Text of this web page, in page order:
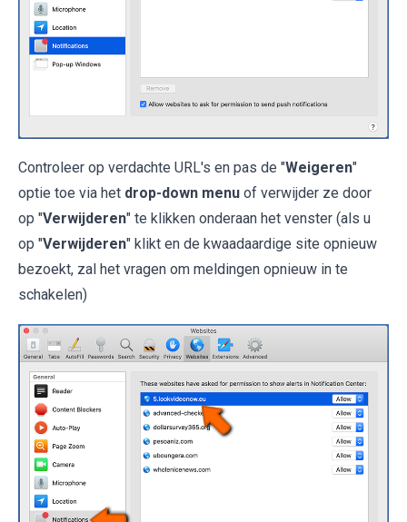
Controleer op verdachte URL's en pas de "Weigeren"
optie toe via het drop-down menu of verwijder ze door
op "Verwijderen" te klikken onderaan het venster (als u
op "Verwijderen" klikt en de kwaadaardige site opnieuw
bezoekt, zal het vragen om meldingen opnieuw in te
schakelen)